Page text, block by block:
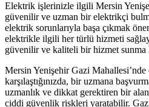
Elektrik işlerinizle ilgili Mersin
güvenilir ve uzman bir elektrikçi
elektrik sorunlarıyla başa çıkmak
elektrikle ilgili her türlü hizmeti
güvenilir ve kaliteli bir hizmet sunma
Mersin Yenişehir Gazi
karşılaştığınızda, bir uzmana
uzmanlık ve dikkat gerektiren bir
ciddi güvenlik riskleri yaratabilir.